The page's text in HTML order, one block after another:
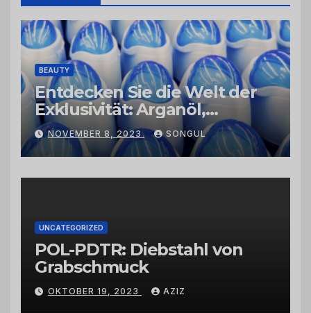
BEAUTY
Entdecken Sie die Welt der
Exklusivität: Arganöl,
Kaktusfeigenkernöl und
Schwarzkümmelöl von
vertrauenswürdigen
Großhändlern und Anbietern
NOVEMBER 8, 2023 SONGUL
UNCATEGORIZED
POL-PDTR: Diebstahl von
Grabschmuck
OKTOBER 19, 2023 AZIZ